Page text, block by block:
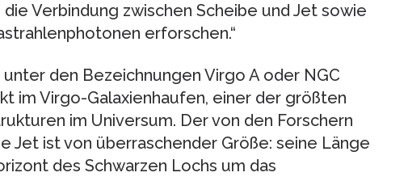
Verbindung zwischen Scheibe und Jet sowie
erforschen.“
den Bezeichnungen Virgo A oder NGC
im Virgo-Galaxienhaufen, einer der größten
im Universum. Der von den Forschern
Jet ist von überraschender Größe: seine Länge
des Schwarzen Lochs um das